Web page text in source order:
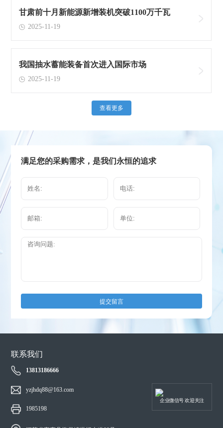
甘肃前十月新能源新增装机突破1100万千瓦
2025-11-19
我国抽水蓄能装备首次进入国际市场
2025-11-19
查看更多
满足您的采购需求，是我们永恒的追求
提交留言
联系我们
13813186666
yzjhdq88@163.com
1985198
企业微信号 欢迎关注